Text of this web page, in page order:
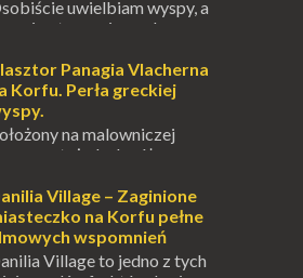
uwielbiam wyspy, a
otoczenia wodą
To zawsze brzmi jak
Panagia Vlacherna
Korfu. Perła greckiej
na malowniczej
tuż obok półwyspu
rozpoznawalnych
Village – Zaginione
na Korfu pełne
wspomnień
Village to jedno z tych